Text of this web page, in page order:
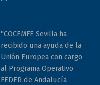
"COCEMFE Sevilla ha
recibido una ayuda de la
Unión Europea con cargo
al Programa Operativo
FEDER de Andalucía